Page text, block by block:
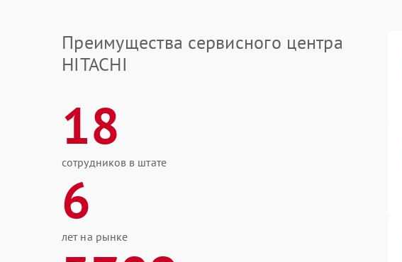
Преимущества сервисного центра
HITACHI
18
сотрудников в штате
6
лет на рынке